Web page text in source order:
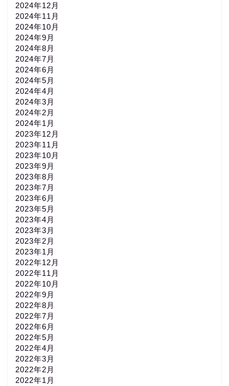
2024年12月
2024年11月
2024年10月
2024年9月
2024年8月
2024年7月
2024年6月
2024年5月
2024年4月
2024年3月
2024年2月
2024年1月
2023年12月
2023年11月
2023年10月
2023年9月
2023年8月
2023年7月
2023年6月
2023年5月
2023年4月
2023年3月
2023年2月
2023年1月
2022年12月
2022年11月
2022年10月
2022年9月
2022年8月
2022年7月
2022年6月
2022年5月
2022年4月
2022年3月
2022年2月
2022年1月